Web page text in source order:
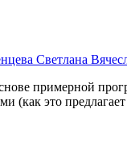
Светлана
примерной
(как это